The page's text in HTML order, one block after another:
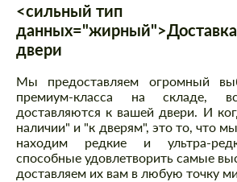
<сильный тип
двери
Мы предоставляем огромный
премиум-класса на складе,
доставляются к вашей двери. И
наличии" и "к дверям", это то, что
находим редкие и ультра-
способные удовлетворить самые
доставляем их вам в любую точку